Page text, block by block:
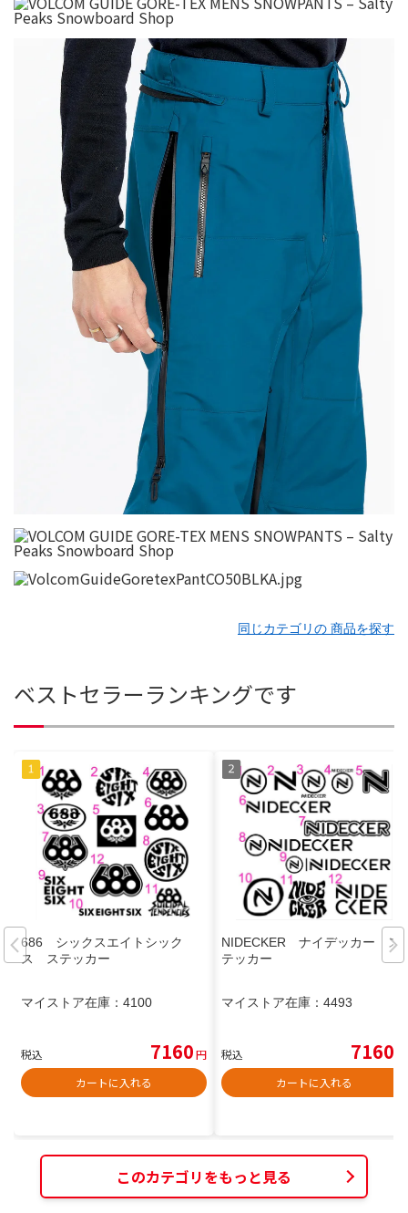
同じカテゴリの 商品を探す
ベストセラーランキングです
686 シックスエイトシック
ス ステッカー
マイストア在庫： 4100
税込 7160円
カートに入れる
NIDECKER ナイデッカー ス
テッカー
マイストア在庫： 4493
税込 7160
カートに入れる
このカテゴリをもっと見る